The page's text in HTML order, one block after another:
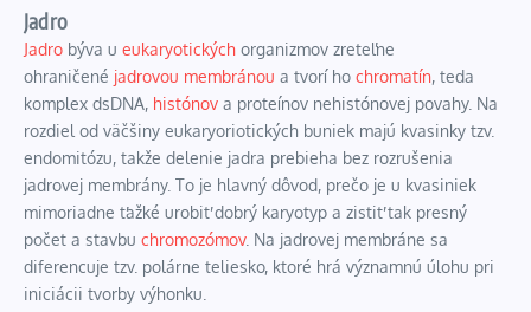
Jadro
Jadro býva u eukaryotických organizmov zreteľne
ohraničené jadrovou membránou a tvorí ho chromatín, teda
komplex dsDNA, histónov a proteínov nehistónovej povahy. Na
rozdiel od väčšiny eukaryoriotických buniek majú kvasinky tzv.
endomitózu, takže delenie jadra prebieha bez rozrušenia
jadrovej membrány. To je hlavný dôvod, prečo je u kvasiniek
mimoriadne ťažké urobiť dobrý karyotyp a zistiť tak presný
počet a stavbu chromozómov. Na jadrovej membráne sa
diferencuje tzv. polárne teliesko, ktoré hrá významnú úlohu pri
iniciácii tvorby výhonku.